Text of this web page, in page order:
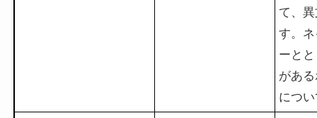
て、
す。
ーと
があ
につ